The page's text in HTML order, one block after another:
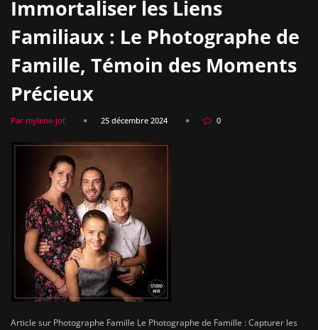
Immortaliser les Liens
Familiaux : Le Photographe de
Famille, Témoin des Moments
Précieux
Par mylene-jot 25 décembre 2024 0
Article sur Photographe Famille Le Photographe de Famille : Capturer les